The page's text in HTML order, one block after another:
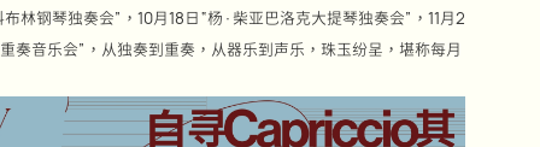
钢琴独奏会”，10月18日“杨·柴亚巴洛克大提琴独奏会”，11月2
奏音乐会”，从独奏到重奏，从器乐到声乐，珠玉纷呈，堪称每月